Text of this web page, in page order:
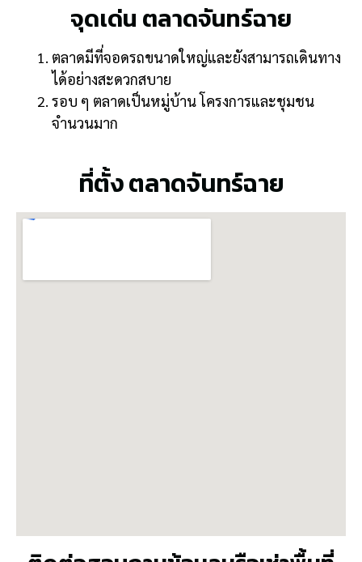
จุดเด่น ตลาดจันทร์ฉาย
ตลาดมีที่จอดรถขนาดใหญ่และยังสามารถเดินทาง
ได้อย่างสะดวกสบาย
รอบ ๆ ตลาดเป็นหมู่บ้าน โครงการและชุมชน
จำนวนมาก
ที่ตั้ง ตลาดจันทร์ฉาย